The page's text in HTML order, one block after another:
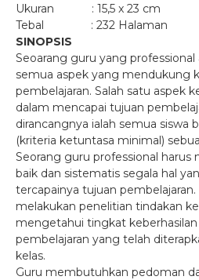
Ukuran : 15,5 x 23 cm
Tebal : 232 Halaman
SINOPSIS
Seoarang guru yang
semua aspek yang mendukung
pembelajaran. Salah satu aspek
dalam mencapai tujuan
dirancangnya ialah semua siswa
(kriteria ketuntasa minimal)
Seorang guru professional harus
baik dan sistematis segala hal
tercapainya tujuan
melakukan penelitian tindakan
mengetahui tingkat
pembelajaran yang telah
kelas.
Guru membutuhkan pedoman